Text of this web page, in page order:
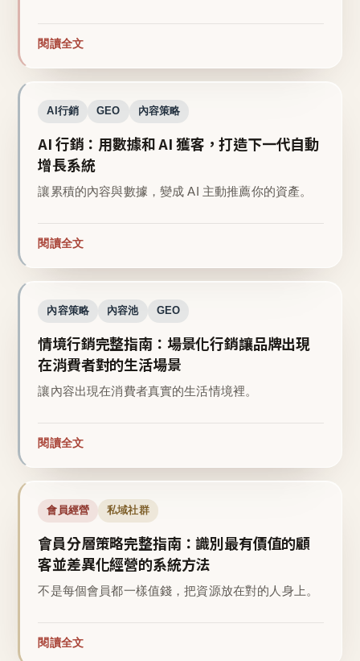
閱讀全文
AI行銷 GEO 內容策略
AI 行銷：用數據和 AI 獲客，打造下一代自動
增長系統
讓累積的內容與數據，變成 AI 主動推薦你的資產。
閱讀全文
內容策略 內容池 GEO
情境行銷完整指南：場景化行銷讓品牌出現
在消費者對的生活場景
讓內容出現在消費者真實的生活情境裡。
閱讀全文
會員經營 私域社群
會員分層策略完整指南：識別最有價值的顧
客並差異化經營的系統方法
不是每個會員都一樣值錢，把資源放在對的人身上。
閱讀全文